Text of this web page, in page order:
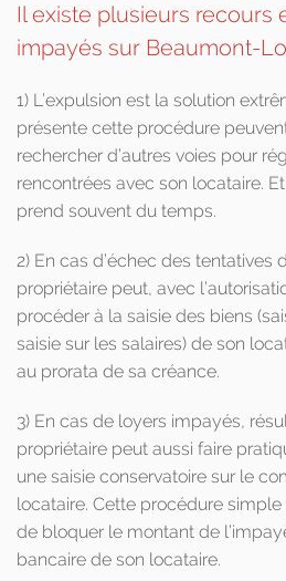
Il existe plusieurs recours
impayés sur Beaumont-
1) L’expulsion est la solution
présente cette procédure
rechercher d’autres voies pour
rencontrées avec son locataire.
prend souvent du temps.
2) En cas d’échec des tentatives
propriétaire peut, avec
procéder à la saisie des biens
saisie sur les salaires) de son
au prorata de sa créance.
3) En cas de loyers impayés,
propriétaire peut aussi faire
une saisie conservatoire sur le
locataire. Cette procédure
de bloquer le montant de
bancaire de son locataire.